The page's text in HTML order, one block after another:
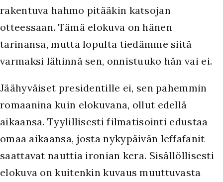
rakentuva hahmo pitääkin katsojan
otteessaan. Tämä elokuva on hänen
tarinansa, mutta lopulta tiedämme siitä
varmaksi lähinnä sen, onnistuuko hän vai ei.
Jäähyväiset presidentille ei, sen pahemmin
romaanina kuin elokuvana, ollut edellä
aikaansa. Tyylillisesti filmatisointi edustaa
omaa aikaansa, josta nykypäivän leffafanit
saattavat nauttia ironian kera. Sisällöllisesti
elokuva on kuitenkin kuvaus muuttuvasta